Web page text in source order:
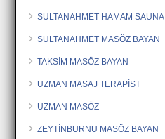
SULTANAHMET HAMAM SAUNA
SULTANAHMET MASÖZ BAYAN
TAKSİM MASÖZ BAYAN
UZMAN MASAJ TERAPİST
UZMAN MASÖZ
ZEYTİNBURNU MASÖZ BAYAN